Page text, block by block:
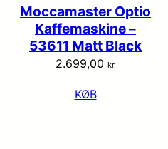
Moccamaster Optio
Kaffemaskine –
53611 Matt Black
2.699,00 kr.
KØB